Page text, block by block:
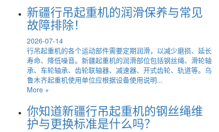
新疆行吊起重机的润滑保养与常见
故障排除！
2026-07-14
行吊起重机的各个运动部件需要定期润滑，以减少磨损、延长
寿命、降低噪音。新疆起重机的润滑部位包括钢丝绳、滑轮轴
承、车轮轴承、齿轮联轴器、减速器、开式齿轮、轨道等。乌
鲁木齐起重机使用单位应根据设备使用说明...
More +
你知道新疆行吊起重机的钢丝绳维
护与更换标准是什么吗？